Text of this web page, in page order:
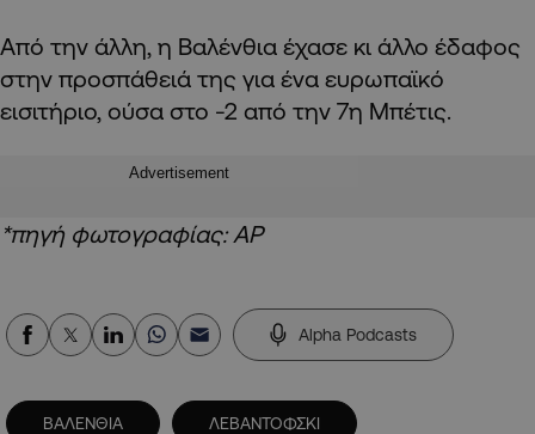
Από την άλλη, η Βαλένθια έχασε κι άλλο έδαφος
στην προσπάθειά της για ένα ευρωπαϊκό
εισιτήριο, ούσα στο -2 από την 7η Μπέτις.
Advertisement
*πηγή φωτογραφίας: ΑΡ
Alpha Podcasts
ΒΑΛΕΝΘΙΑ ΛΕΒΑΝΤΟΦΣΚΙ